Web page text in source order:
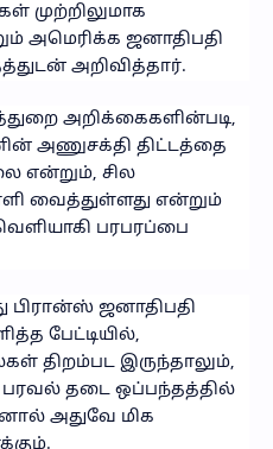
முற்றிலுமாக
அமெரிக்க ஜனாதிபதி
அறிவித்தார்.
அறிக்கைகளின்படி,
அணுசக்தி திட்டத்தை
என்றும், சில
வைத்துள்ளது என்றும்
பரபரப்பை
பிரான்ஸ் ஜனாதிபதி
பேட்டியில்,
திறம்பட இருந்தாலும்,
தடை ஒப்பந்தத்தில்
அதுவே மிக